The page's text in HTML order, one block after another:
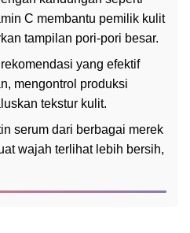
C membantu pemilik kulit
tampilan pori-pori besar.
yang efektif
mengontrol produksi
tekstur kulit.
serum dari berbagai merek
wajah terlihat lebih bersih,